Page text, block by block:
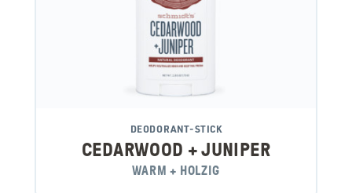
DEODORANT-STICK
CEDARWOOD + JUNIPER
WARM + HOLZIG